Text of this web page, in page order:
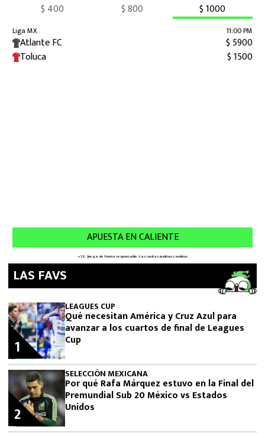
LAS FAVS
LEAGUES CUP
Qué necesitan América y Cruz Azul para
avanzar a los cuartos de final de Leagues
Cup
1
SELECCIÓN MEXICANA
Por qué Rafa Márquez estuvo en la Final del
Premundial Sub 20 México vs Estados
Unidos
2